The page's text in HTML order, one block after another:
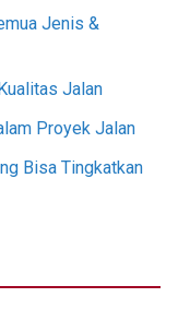
Jenis &
Jalan
Proyek Jalan
Bisa Tingkatkan